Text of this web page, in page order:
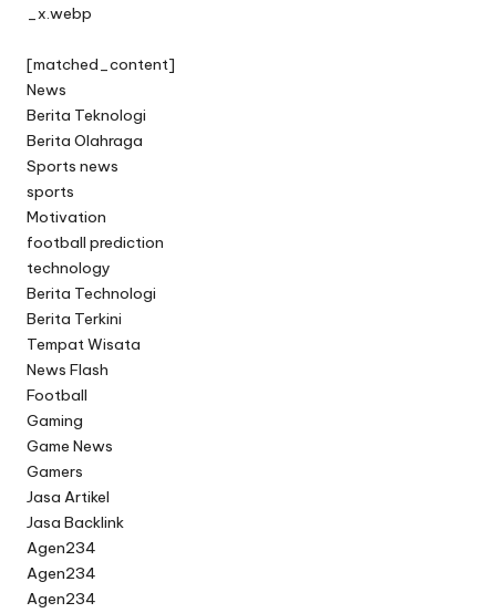
_x.webp
[matched_content]
News
Berita Teknologi
Berita Olahraga
Sports news
sports
Motivation
football prediction
technology
Berita Technologi
Berita Terkini
Tempat Wisata
News Flash
Football
Gaming
Game News
Gamers
Jasa Artikel
Jasa Backlink
Agen234
Agen234
Agen234